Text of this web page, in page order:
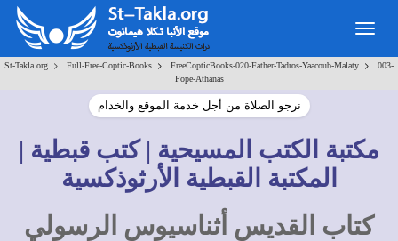
St-Takla.org > Full-Free-Coptic-Books > FreeCopticBooks-020-Father-Tadros-Yaacoub-Malaty >
003-
Pope-Athanas
نرجو الصلاة من أجل خدمة الموقع والخدام
مكتبة الكتب المسيحية | كتب قبطية |
المكتبة القبطية الأرثوذكسية
كتاب القديس أثناسيوس الرسولي